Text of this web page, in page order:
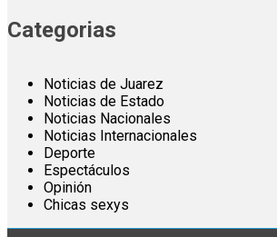
Categorias
Noticias de Juarez
Noticias de Estado
Noticias Nacionales
Noticias Internacionales
Deporte
Espectáculos
Opinión
Chicas sexys